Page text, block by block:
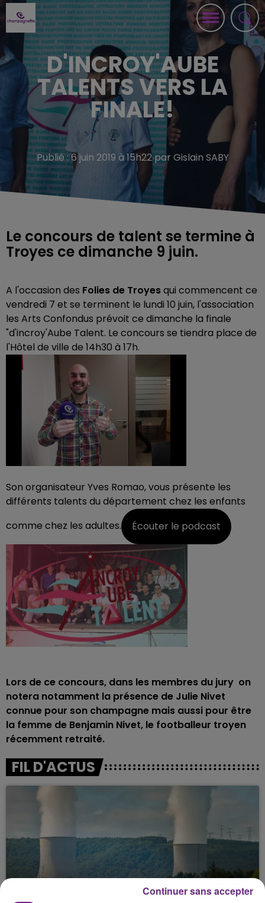
D'INCROY'AUBE
TALENTS VERS LA
FINALE!
Publié : 6 juin 2019 à 15h22 par Gislain SABY
Le concours de talent se termine à
Troyes ce dimanche 9 juin.
A l'occasion des Folies de Troyesqui commencent ce
vendredi 7 et se terminent le lundi 10 juin, l'association
les Arts Confondus prévoit ce dimanche la finale
"d'incroy'Aube Talent. Le concours se tiendra place de
l'Hôtel de ville de 14h30 à 17h.
Son organisateur Yves Romao, vous présente les
différents talents du département chez les enfants
comme chez les adultes.
Écouter le podcast
Lors de ce concours, dans les membres du jury on
notera notamment la présence de Julie Nivet
connue pour son champagne mais aussi pour être
la femme de Benjamin Nivet, le footballeur troyen
récemment retraité.
FIL D'ACTUS
LA CENTRALE NUCLÉAIRE DE CHOOZ
Continuer sans accepter